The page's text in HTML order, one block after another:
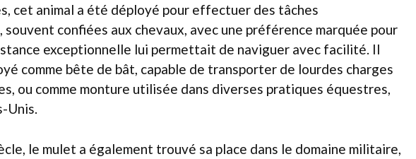
cet animal a été déployé pour effectuer des tâches
confiées aux chevaux, avec une préférence marquée pour
exceptionnelle lui permettait de naviguer avec facilité. Il
comme bête de bât, capable de transporter de lourdes charges
ou comme monture utilisée dans diverses pratiques équestres,
Unis.
le mulet a également trouvé sa place dans le domaine militaire,